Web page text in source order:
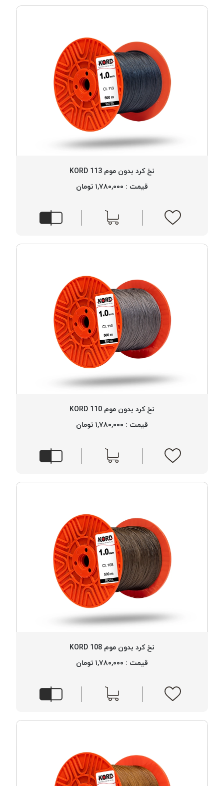
نخ کرد بدون موم 113 KORD
قیمت : ۱,۷۸۰,۰۰۰ تومان
نخ کرد بدون موم 110 KORD
قیمت : ۱,۷۸۰,۰۰۰ تومان
نخ کرد بدون موم 108 KORD
قیمت : ۱,۷۸۰,۰۰۰ تومان